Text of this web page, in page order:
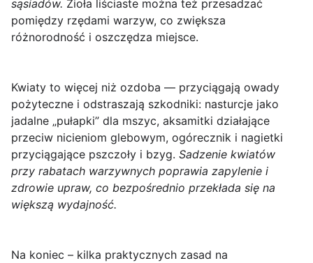
sąsiadów. Zioła liściaste można też przesadzać
pomiędzy rzędami warzyw, co zwiększa
różnorodność i oszczędza miejsce.
Kwiaty to więcej niż ozdoba — przyciągają owady
pożyteczne i odstraszają szkodniki: nasturcje jako
jadalne „pułapki” dla mszyc, aksamitki działające
przeciw nicieniom glebowym, ogórecznik i nagietki
przyciągające pszczoły i bzyg. Sadzenie kwiatów
przy rabatach warzywnych poprawia zapylenie i
zdrowie upraw, co bezpośrednio przekłada się na
większą wydajność.
Na koniec – kilka praktycznych zasad na